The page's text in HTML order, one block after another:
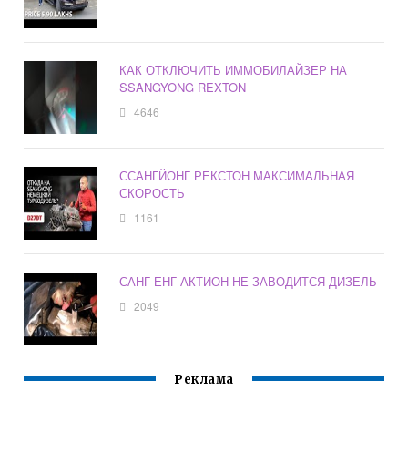
КАК ОТКЛЮЧИТЬ ИММОБИЛАЙЗЕР НА
SSANGYONG REXTON
4646
ССАНГЙОНГ РЕКСТОН МАКСИМАЛЬНАЯ
СКОРОСТЬ
1161
САНГ ЕНГ АКТИОН НЕ ЗАВОДИТСЯ ДИЗЕЛЬ
2049
Реклама